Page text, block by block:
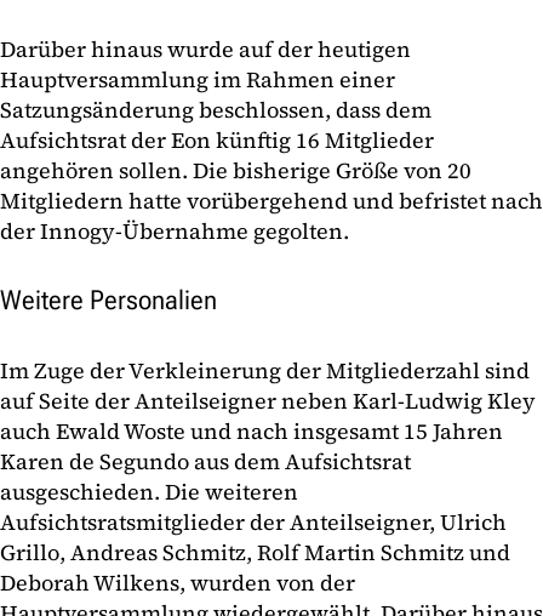
Darüber hinaus wurde auf der heutigen
Hauptversammlung im Rahmen einer
Satzungsänderung beschlossen, dass dem
Aufsichtsrat der Eon künftig 16 Mitglieder
angehören sollen. Die bisherige Größe von 20
Mitgliedern hatte vorübergehend und befristet nach
der Innogy-Übernahme gegolten.
Weitere Personalien
Im Zuge der Verkleinerung der Mitgliederzahl sind
auf Seite der Anteilseignerneben Karl-Ludwig Kley
auch Ewald Woste und nach insgesamt 15 Jahren
Karen de Segundo aus dem Aufsichtsrat
ausgeschieden. Die weiteren
Aufsichtsratsmitglieder der Anteilseigner, Ulrich
Grillo, Andreas Schmitz, Rolf Martin Schmitz und
Deborah Wilkens, wurden von der